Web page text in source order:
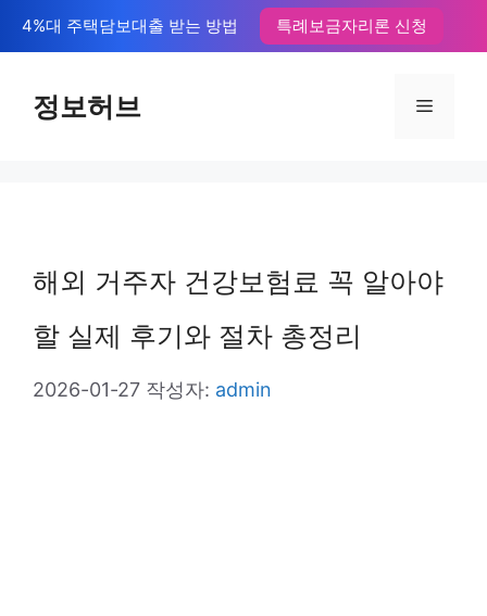
텐
4%대 주택담보대출 받는 방법 특례보금자리론 신청
정보허브 메
해외 거주자 건강보험료 꼭 알아야
할 실제 후기와 절차 총정리
2026-01-27 작성자: admin